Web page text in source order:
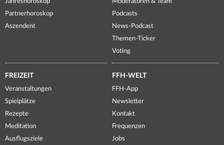
Jahreshoroskop
Partnerhoroskop
Aszendent
Moderatoren & Team
Podcasts
News-Podcast
Themen-Ticker
Voting
FREIZEIT
Veranstaltungen
Spielplätze
Rezepte
Meditation
Ausflugsziele
FFH-WELT
FFH-App
Newsletter
Kontakt
Frequenzen
Jobs